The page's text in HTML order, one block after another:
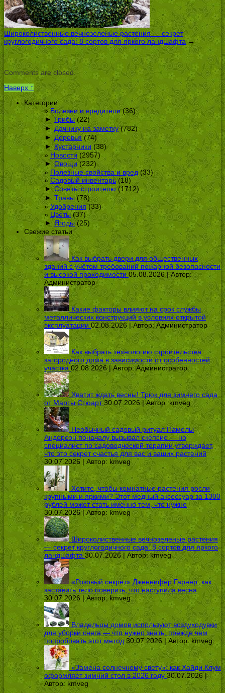
Широколиственные вечнозеленые растения — секрет
круглогодичного сада: 8 сортов для яркого ландшафта→
Comments are closed.
Наверх ↑
Категории
Болезни и вредители(36)
► Грибы(22)
► Дачнику на заметку(782)
► Деревья (74)
► Кустарники(38)
Новости (2957)
► Овощи(232)
Полезные свойства и вред(33)
Садовый инвентарь(18)
► Советы строителю(1712)
► Травы(78)
Удобрения(33)
Цветы(37)
► Ягоды(25)
Свежие статьи
Как выбрать двери для общественных
зданий с учётом требований пожарной безопасности
и высокой проходимости 05.08.2026 | Автор:
Администратор
Какие факторы влияют на срок службы
металлических конструкций в условиях открытой
эксплуатации 02.08.2026 | Автор:Администратор
Как выбрать технологию строительства
загородного дома в зависимости от особенностей
участка 02.08.2026 | Автор:Администратор
Хватит ждать весны! Трюк для зимнего сада
от Марты Стюарт 30.07.2026 | Автор:kmveg
Необычный садовый ритуал Памелы
Андерсон поначалу вызывал скепсис — но
специалист по садоводческой терапии утверждает,
что это секрет счастья для вас и ваших растений
30.07.2026 | Автор: kmveg
Хотите, чтобы комнатные растения росли
крупными и яркими? Этот медный аксессуар за 1300
рублей может стать именно тем, что нужно
30.07.2026 | Автор: kmveg
Широколиственные вечнозеленые растения
— секрет круглогодичного сада: 8 сортов для яркого
ландшафта 30.07.2026 | Автор:kmveg
«Розовый секрет» Дженнифер Гарнер: как
заставить тело поверить, что наступила весна
30.07.2026 | Автор:kmveg
Владельцы домов используют воздуходувки
для уборки снега — что нужно знать, прежде чем
попробовать этот метод 30.07.2026 | Автор:kmveg
«Замена солнечному свету»: как Хайди Клум
оформляет зимний стол в 2026 году 30.07.2026 |
Автор: kmveg